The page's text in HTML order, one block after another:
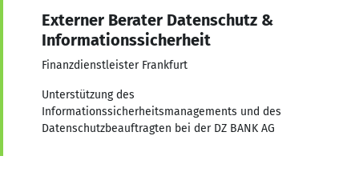
Externer Berater Datenschutz &
Informationssicherheit
Finanzdienstleister Frankfurt
Unterstützung des
Informationssicherheitsmanagements und des
Datenschutzbeauftragten bei der DZ BANK AG